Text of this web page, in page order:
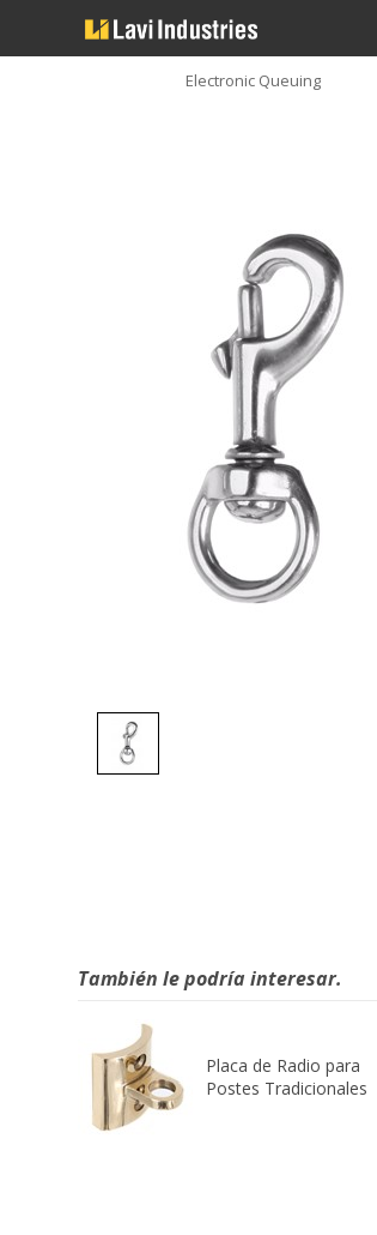
Electronic Queuing
También le podría interesar.
Placa de Radio para
Postes Tradicionales